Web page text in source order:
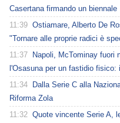
Casertana firmando un biennale
11:39 Ostiamare, Alberto De
"Tornare alle proprie radici è
11:37
Napoli, McTominay fuori
l'Osasuna per un fastidio fisico:
11:34
Dalla Serie C alla
Riforma Zola
11:32 Quote vincente Serie A,